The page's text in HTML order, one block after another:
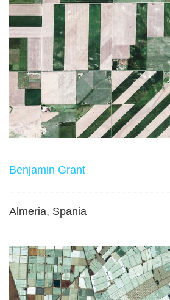
Benjamin Grant
Almeria, Spania